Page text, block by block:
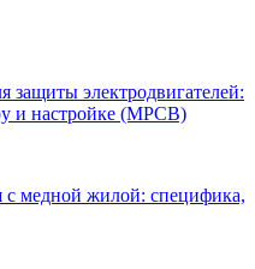
защиты электродвигателей:
и настройке (MPCB)
с медной жилой: специфика,